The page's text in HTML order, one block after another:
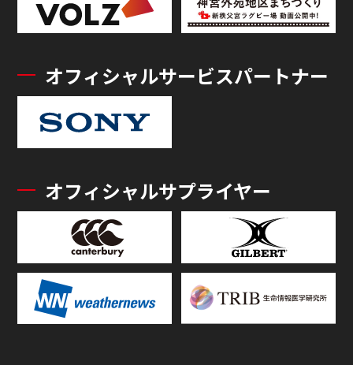
オフィシャルサービスパートナー
オフィシャルサプライヤー